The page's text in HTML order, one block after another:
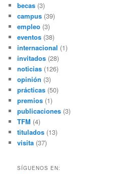
becas (3)
campus (39)
empleo (3)
eventos (38)
internacional (1)
invitados (28)
noticias (126)
opinión (3)
prácticas (50)
premios (1)
publicaciones (3)
TFM (4)
titulados (13)
visita (37)
SÍGUENOS EN: